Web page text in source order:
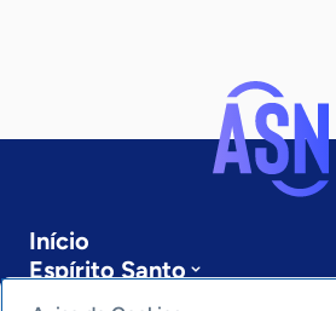
Início
Espírito Santo